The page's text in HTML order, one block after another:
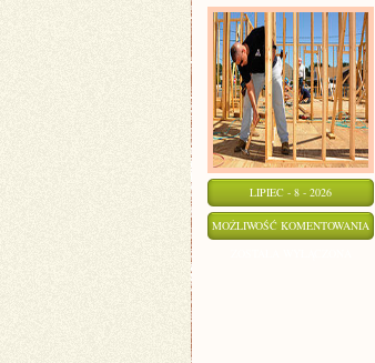
LIPIEC - 8 - 2026
MOŻLIWOŚĆ KOMENTOWANIA